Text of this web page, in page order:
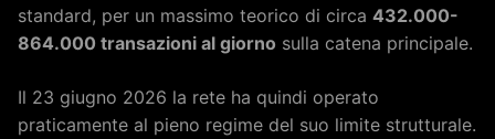
standard, per un massimo teorico di circa 432.000-
864.000 transazioni al giorno sulla catena principale.
Il 23 giugno 2026 la rete ha quindi operato
praticamente al pieno regime del suo limite strutturale.